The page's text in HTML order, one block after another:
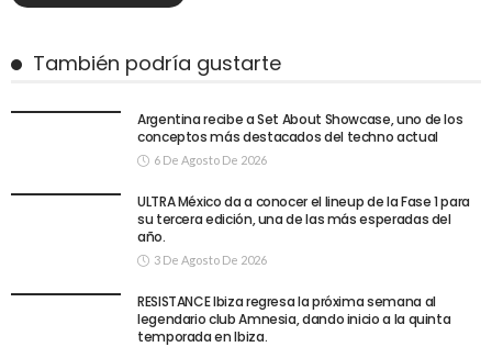
También podría gustarte
Argentina recibe a Set About Showcase, uno de los
conceptos más destacados del techno actual
6 De Agosto De 2026
ULTRA México da a conocer el lineup de la Fase 1 para
su tercera edición, una de las más esperadas del
año.
3 De Agosto De 2026
RESISTANCE Ibiza regresa la próxima semana al
legendario club Amnesia, dando inicio a la quinta
temporada en Ibiza.